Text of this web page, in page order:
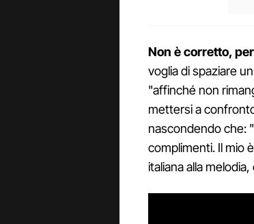
Non è corretto,
voglia di spaziare
"affinché non
mettersi a
nascondendo che:
complimenti. Il mio
italiana alla